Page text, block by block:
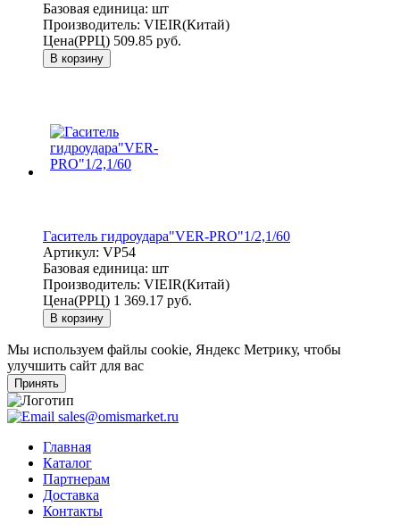
Базовая единица: шт
Производитель: VIEIR(Китай)
Цена(РРЦ) 509.85 руб.
В корзину
Гаситель гидроудара"VER-PRO"1/2,1/60
Артикул: VP54
Базовая единица: шт
Производитель: VIEIR(Китай)
Цена(РРЦ) 1 369.17 руб.
В корзину
Мы используем файлы cookie, Яндекс Метрику, чтобы
улучшить сайт для вас
Принять
sales@omismarket.ru
Главная
Каталог
Партнерам
Доставка
Контакты